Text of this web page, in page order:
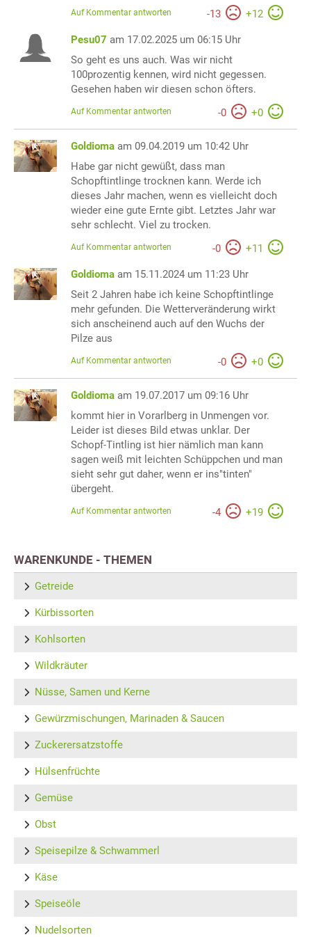
-13 +12
Auf Kommentar antworten
Pesu07 am 17.02.2025 um 06:15 Uhr
So geht es uns auch. Was wir nicht
100prozentig kennen, wird nicht gegessen.
Gesehen haben wir diesen schon öfters.
-0 +0
Auf Kommentar antworten
Goldioma am 09.04.2019 um 10:42 Uhr
Habe gar nicht gewüßt, dass man
Schopftintlinge trocknen kann. Werde ich
dieses Jahr machen, wenn es vielleicht doch
wieder eine gute Ernte gibt. Letztes Jahr war
sehr schlecht. Viel zu trocken.
-0 +11
Auf Kommentar antworten
Goldioma am 15.11.2024 um 11:23 Uhr
Seit 2 Jahren habe ich keine Schopftintlinge
mehr gefunden. Die Wetterveränderung wirkt
sich anscheinend auch auf den Wuchs der
Pilze aus
-0 +0
Auf Kommentar antworten
Goldioma am 19.07.2017 um 09:16 Uhr
kommt hier in Vorarlberg in Unmengen vor.
Leider ist dieses Bild etwas unklar. Der
Schopf-Tintling ist hier nämlich man kann
sagen weiß mit leichten Schüppchen und man
sieht sehr gut daher, wenn er ins"tinten"
übergeht.
-4 +19
Auf Kommentar antworten
WARENKUNDE - THEMEN
Getreide
Kürbissorten
Kohlsorten
Wildkräuter
Nüsse, Samen und Kerne
Gewürzmischungen, Marinaden & Saucen
Zuckerersatzstoffe
Hülsenfrüchte
Gemüse
Obst
Speisepilze & Schwammerl
Käse
Speiseöle
Nudelsorten